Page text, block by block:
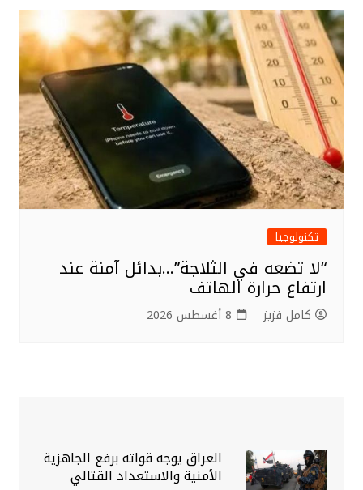
تكنولوجيا
“لا تضعه في الثلاجة”…بدائل آمنة عند
ارتفاع حرارة الهاتف
كامل فزيز 8 أغسطس 2026
العراق يوجه قواته برفع الجاهزية
الأمنية والاستعداد القتالي